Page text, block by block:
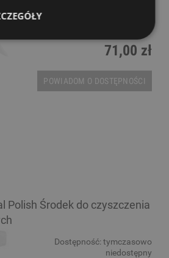
71,00 zł
POWIADOM O DOSTĘPNOŚCI
Polish Środek do czyszczenia
Dostępność: tymczasowo
niedostępny